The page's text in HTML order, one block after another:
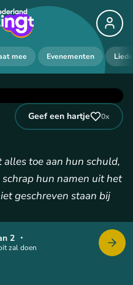
mee Evenementen
zal doen
2・
Geef een hartje 0x
alles toe aan hun schuld,
hun namen uit het
geschreven staan bij